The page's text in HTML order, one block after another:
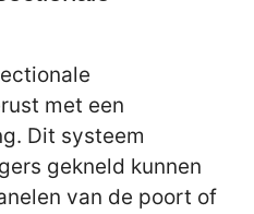
met een
Dit systeem
gekneld kunnen
van de poort of